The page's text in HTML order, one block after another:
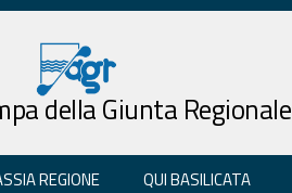
della Giunta Regionale
REGIONE QUI BASILICATA